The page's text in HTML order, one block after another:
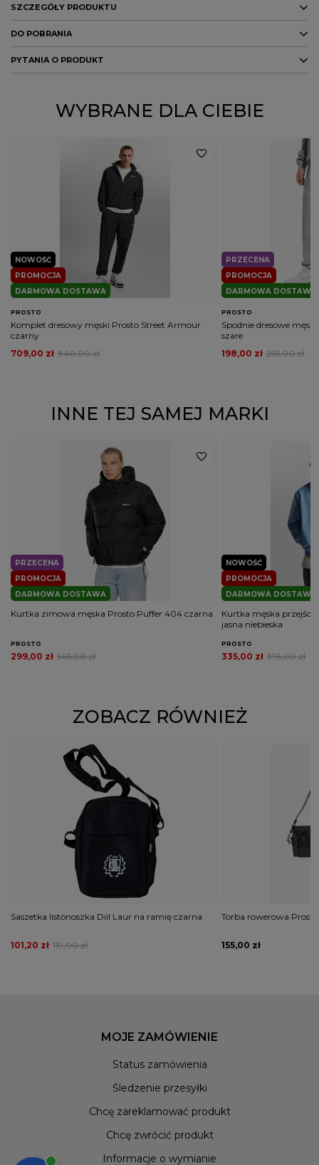
SZCZEGÓŁY PRODUKTU
Marka PROSTO
Kolor czarny
Potwierdź obecność oznaczeń lub etykiet
DO POBRANIA
PYTANIA O PRODUKT
ZADAJ PYTANIE
WYBRANE DLA CIEBIE
PROMOCJA
NOWOŚĆ
DARMOWA DOSTAWA
PROSTO
Komplet dresowy męski Prosto Street Armour
czarny
840,00 zł
709,00 zł
PROMOCJA
PRZECENA
DARMOWA DOSTAWA
PROSTO
Spodnie dresowe
szare
255,00 zł
198,00 zł
INNE TEJ SAMEJ MARKI
PROMOCJA
PRZECENA
DARMOWA DOSTAWA
Kurtka zimowa męska Prosto Puffer 404 czarna
PROSTO
545,00 zł
299,00 zł
PROMOCJA
NOWOŚĆ
DARMOWA DOSTAWA
Kurtka męska
jasna niebieska
PROSTO
395,00 zł
335,00 zł
ZOBACZ RÓWNIEŻ
Saszetka listonoszka Diil Laur na ramię czarna
119,00 zł
101,20 zł
Torba rowerowa
155,00 zł
MOJE ZAMÓWIENIE
Status zamówienia
Śledzenie przesyłki
Chcę zareklamować produkt
Chcę zwrócić produkt
Informacje o wymianie